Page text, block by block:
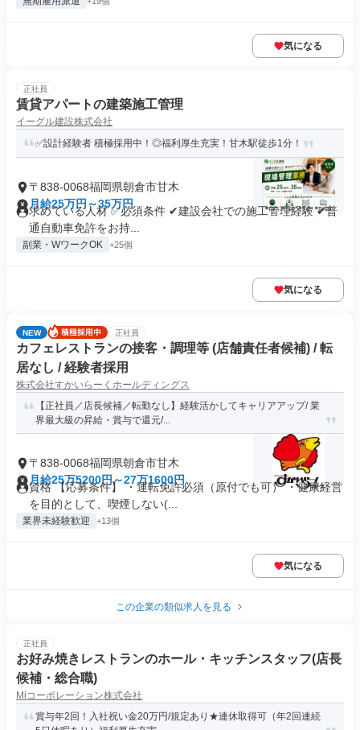
気になる
正社員
賃貸アパートの建築施工管理
イーグル建設株式会社
✅設計経験者 積極採用中！◎福利厚生充実！甘木駅徒歩1分！
〒838-0068福岡県朝倉市甘木
月給25万円～35万円
求めている人材 ✅必須条件 ✔︎建設会社での施工管理経験 ✔︎普
通自動車免許をお持...
副業・WワークOK +25個
気になる
NEW 正社員
カフェレストランの接客・調理等 (店舗責任者候補) / 転
居なし / 経験者採用
株式会社すかいらーくホールディングス
【正社員／店長候補／転勤なし】経験活かしてキャリアアップ/ 業
界最大級の昇給・賞与で還元/...
〒838-0068福岡県朝倉市甘木
月給25万5200円～27万1600円
資格 【応募条件】 ・運転免許必須（原付でも可） ・健康経営
を目的として、喫煙しない(...
業界未経験歓迎 +13個
気になる
この企業の類似求人を見る
正社員
お好み焼きレストランのホール・キッチンスタッフ(店長
候補・総合職)
Miコーポレーション株式会社
賞与年2回！入社祝い金20万円/規定あり★連休取得可（年2回連続